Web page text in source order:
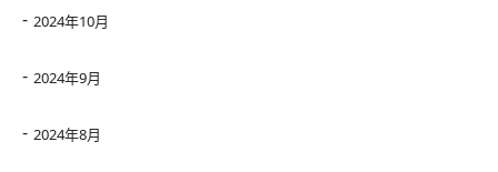
2024年10月
2024年9月
2024年8月